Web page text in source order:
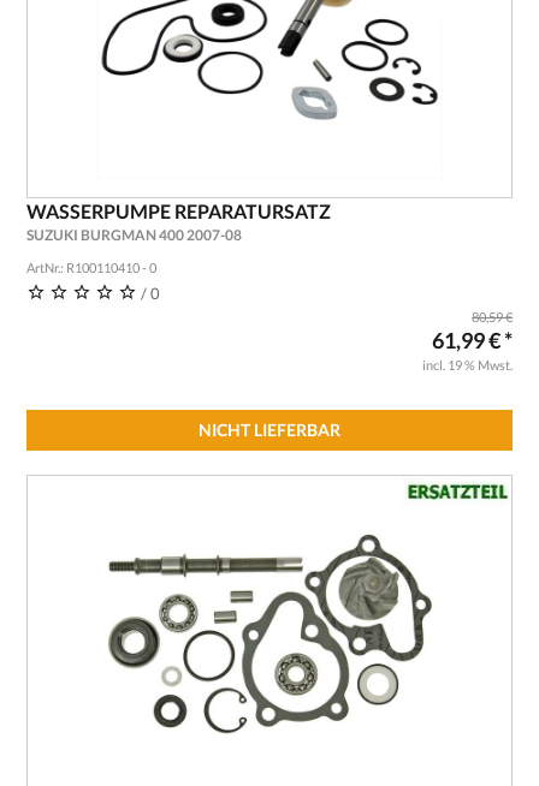
WASSERPUMPE REPARATURSATZ
SUZUKI BURGMAN 400 2007-08
ArtNr.: R100110410 - 0
/ 0
80,59 €
61,99 € *
incl. 19 % Mwst.
NICHT LIEFERBAR